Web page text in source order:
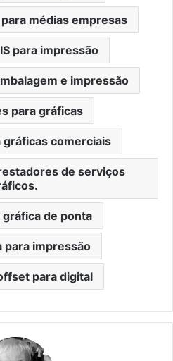
médias empresas
para impressão
e impressão
para gráficas
gráficas comerciais
de serviços
de ponta
para impressão
para digital